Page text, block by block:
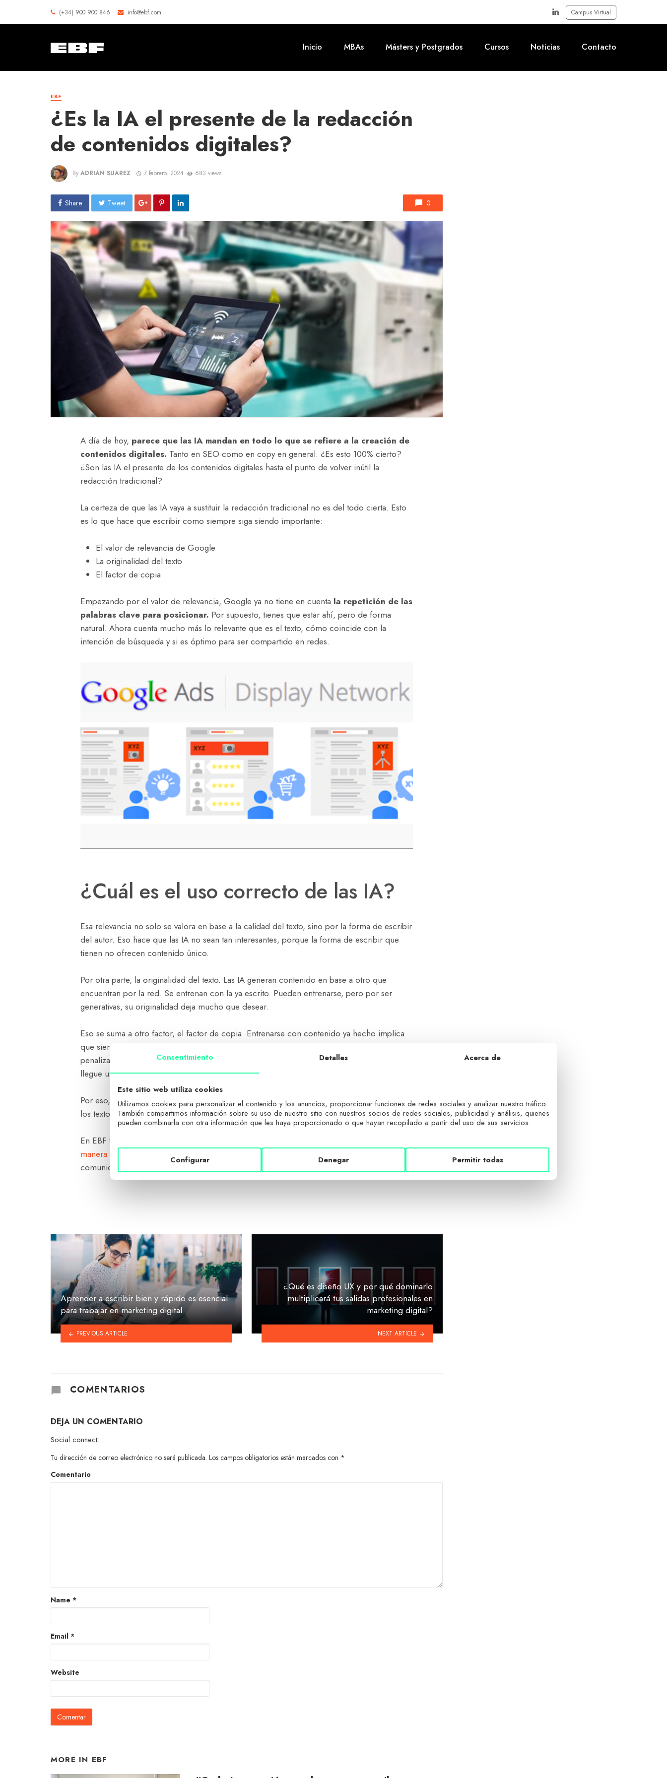
(+34) 900 900 846 info@ebf.com Campus Virtual
Inicio MBAs Másters y Postgrados Cursos Noticias Contacto
EBF
¿Es la IA el presente de la redacción
de contenidos digitales?
By ADRIAN SUAREZ 7 febrero, 2024 683 views
Share Tweet 0
A día de hoy, parece que las IA mandan en todo lo que se refiere a la creación de
contenidos digitales. Tanto en SEO como en copy en general. ¿Es esto 100% cierto?
¿Son las IA el presente de los contenidos digitales hasta el punto de volver inútil la
redacción tradicional?
La certeza de que las IA vaya a sustituir la redacción tradicional no es del todo cierta. Esto
es lo que hace que escribir como siempre siga siendo importante:
El valor de relevancia de Google
La originalidad del texto
El factor de copia
Empezando por el valor de relevancia, Google ya no tiene en cuenta la repetición de las
palabras clave para posicionar. Por supuesto, tienes que estar ahí, pero de forma
natural. Ahora cuenta mucho más lo relevante que es el texto, cómo coincide con la
intención de búsqueda y si es óptimo para ser compartido en redes.
¿Cuál es el uso correcto de las IA?
Esa relevancia no solo se valora en base a la calidad del texto, sino por la forma de escribir
del autor. Eso hace que las IA no sean tan interesantes, porque la forma de escribir que
tienen no ofrecen contenido único.
Por otra parte, la originalidad del texto. Las IA generan contenido en base a otro que
encuentran por la red. Se entrenan con la ya escrito. Pueden entrenarse, pero por ser
generativas, su originalidad deja mucho que desear.
Eso se suma a otro factor, el factor de copia. Entrenarse con contenido ya hecho implica
que siempre hay cierto factor de copia.
penalización que Google aplica a estos contenidos no es muy alto, pero se espera que
llegue un cambio de algoritmo que sí sea más duro.
Por eso, es conveniente que las IA se usen para recabar datos, para generar prototipos de
los textos, pero luego desarrollarlos de forma manual, pare evitarse sustos en el futuro.
En EBF tratamos de esta forma la formación en IA. La enseñamos,
manera en la que afecta a Google
comunicación.
Aprender a escribir bien y rápido es esencial
para trabajar en marketing digital
PREVIOUS ARTICLE
¿Qué es diseño UX y por qué dominarlo
multiplicará tus salidas profesionales en
marketing digital?
NEXT ARTICLE
COMENTARIOS
DEJA UN COMENTARIO
Social connect:
Tu dirección de correo electrónico no será publicada. Los campos obligatorios están marcados con *
Comentario
Name *
Email *
Website
MORE IN EBF
Consentimiento Detalles Acerca de
Este sitio web utiliza cookies
Utilizamos cookies para personalizar el contenido y los anuncios, proporcionar funciones de redes sociales y analizar nuestro tráfico.
También compartimos información sobre su uso de nuestro sitio con nuestros socios de redes sociales, publicidad y análisis, quienes
pueden combinarla con otra información que les haya proporcionado o que hayan recopilado a partir del uso de sus servicios.
Configurar Denegar Permitir todas